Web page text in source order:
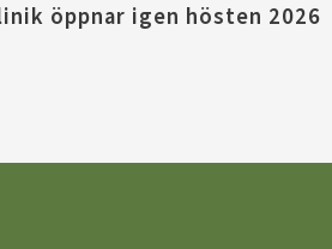
öppnar igen hösten 2026